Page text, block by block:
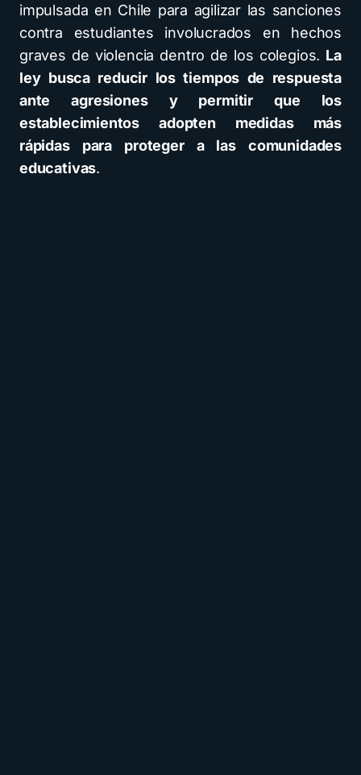
impulsada en Chile para agilizar las sanciones
contra estudiantes involucrados en hechos
graves de violencia dentro de los colegios. La
ley busca reducir los tiempos de respuesta
ante agresiones y permitir que los
establecimientos adopten medidas más
rápidas para proteger a las comunidades
educativas.